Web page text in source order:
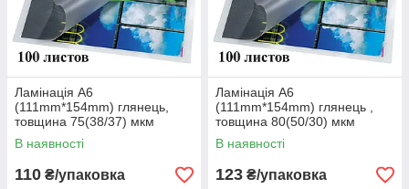
Ламінація А6
(111mm*154mm) глянець,
товщина 75(38/37) мкм
В наявності
110 ₴/упаковка
Ламінація А6
(111mm*154mm) глянець ,
товщина 80(50/30) мкм
В наявності
123 ₴/упаковка